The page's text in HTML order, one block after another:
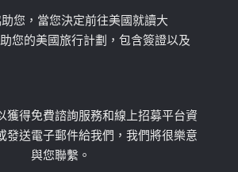
您，當您決定前往美國就讀大
您的美國旅行計劃，包含簽證以及
獲得免費諮詢服務和線上招募平台資
發送電子郵件給我們，我們將很樂意
與您聯繫。